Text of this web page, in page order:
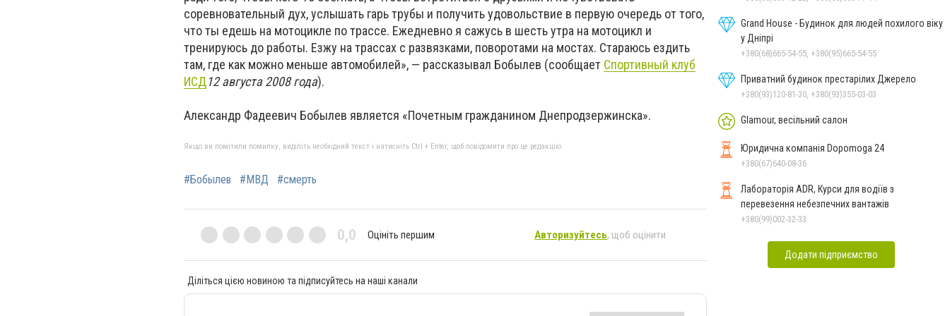
соревновательный дух, услышать гарь трубы и получить удовольствие в первую очередь от того,
что ты едешь на мотоцикле по трассе. Ежедневно я сажусь в шесть утра на мотоцикл и
тренируюсь до работы. Езжу на трассах с развязками, поворотами на мостах. Стараюсь ездить
там, где как можно меньше автомобилей», — рассказывал Бобылев (сообщает Спортивный клуб
ИСД12 августа 2008 года).
Александр Фадеевич Бобылев является «Почетным гражданином Днепродзержинска».
Якщо ви помітили помилку, виділіть необхідний текст і натисніть Ctrl + Enter, щоб повідомити про це редакцію
#Бобылев #МВД #смерть
0,0 Оцініть першим Авторизуйтесь, щоб оцінити
Діліться цією новиною та підписуйтесь на наші канали
Grand House - Будинок для людей похилого віку
у Дніпрі
+380(68)665-54-55, +380(95)665-54-55
Приватний будинок престарілих Джерело
+380(93)120-81-30, +380(93)355-03-03
Glamour, весільний салон
Юридична компанія Dopomoga 24
+380(67)640-08-36
Лабораторія ADR, Курси для водіїв з
перевезення небезпечних вантажів
+380(99)002-32-33
Додати підприємство